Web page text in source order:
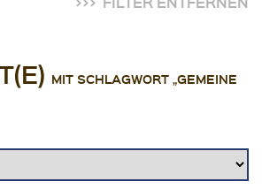
MIT SCHLAGWORT „GEMEINE